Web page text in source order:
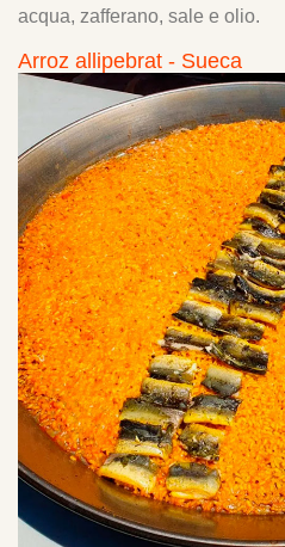
acqua, zafferano, sale e olio.
Arroz allipebrat - Sueca